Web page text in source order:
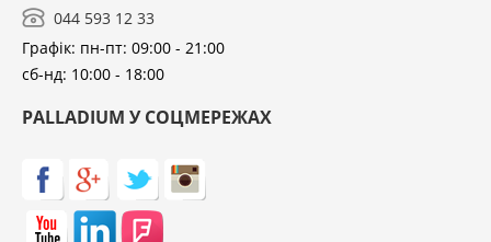
044 593 12 33
Графік: пн-пт: 09:00 - 21:00
сб-нд: 10:00 - 18:00
PALLADIUM У СОЦМЕРЕЖАХ